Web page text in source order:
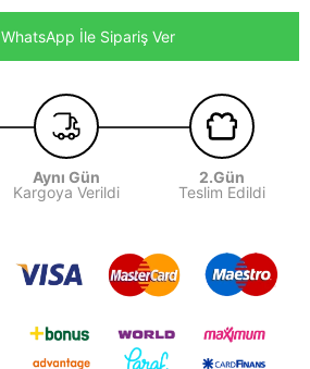
WhatsApp İle Sipariş Ver
Aynı Gün
Kargoya Verildi
2.Gün
Teslim Edildi